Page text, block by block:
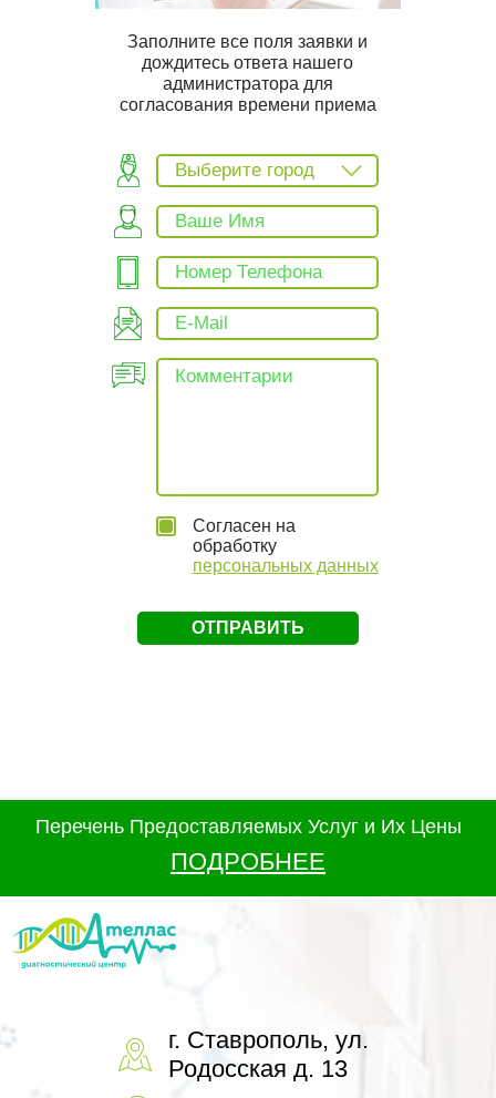
Заполните все поля заявки и
дождитесь ответа нашего
администратора для
согласования времени приема
Выберите город
Согласен на
обработку
персональных данных
Перечень Предоставляемых Услуг и Их Цены
ПОДРОБНЕЕ
г. Ставрополь, ул.
Родосская д. 13